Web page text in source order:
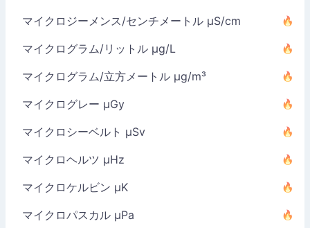
マイクロジーメンス/センチメートル µS/cm
マイクログラム/リットル µg/L
マイクログラム/立方メートル µg/m³
マイクログレー µGy
マイクロシーベルト µSv
マイクロヘルツ µHz
マイクロケルビン µK
マイクロパスカル µPa